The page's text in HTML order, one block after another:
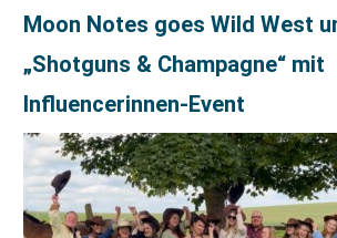
Moon Notes goes Wild West
„Shotguns & Champagne“ mit
Influencerinnen-Event